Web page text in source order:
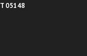
05148